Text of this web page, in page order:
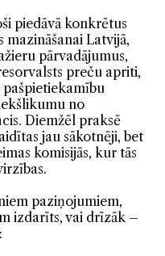
piedāvā konkrētus
mazināšanai Latvijā,
pārvadājumus,
preču apriti,
no
Diemžēl praksē
jau sākotnēji, bet
komisijās, kur tās
paziņojumiem,
izdarīts, vai drīzāk –